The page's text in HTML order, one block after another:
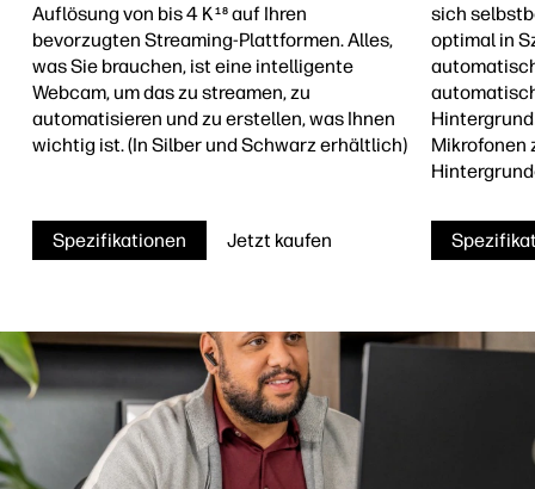
Auflösung von bis 4 K 18 auf Ihren
bevorzugten Streaming-Plattformen. Alles,
was Sie brauchen, ist eine intelligente
Webcam, um das zu streamen, zu
automatisieren und zu erstellen, was Ihnen
wichtig ist. (In Silber und Schwarz erhältlich)
Spezifikationen Jetzt kaufen
sich
optimal in
Mikrofonen